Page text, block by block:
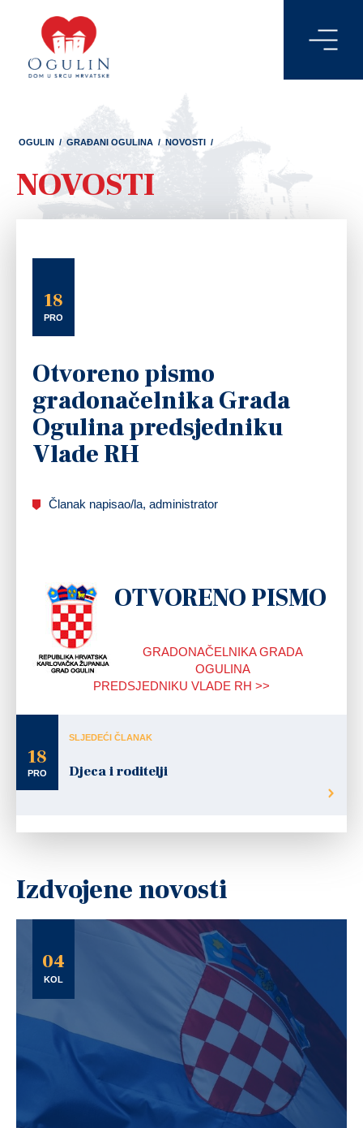
OGULIN / GRAĐANI OGULINA / NOVOSTI /
NOVOSTI
18
PRO
Otvoreno pismo
gradonačelnika Grada
Ogulina predsjedniku
Vlade RH
Članak napisao/la, administrator
OTVORENO PISMO
GRADONAČELNIKA GRADA
OGULINA
PREDSJEDNIKU VLADE RH >>
18
PRO
SLJEDEĆI ČLANAK
Djeca i roditelji
Izdvojene novosti
04
KOL